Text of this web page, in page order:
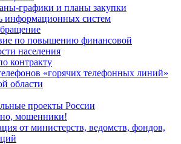
графики и планы закупки
информационных систем
по повышению финансовой
населения
контракту
«горячих телефонных линий»
области
проекты России
мошенники!
от министерств, ведомств, фондов,